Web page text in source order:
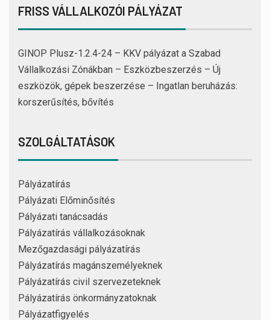
FRISS VÁLLALKOZÓI PÁLYÁZAT
GINOP Plusz-1.2.4-24 – KKV pályázat a Szabad
Vállalkozási Zónákban – Eszközbeszerzés – Új
eszközök, gépek beszerzése – Ingatlan beruházás:
korszerűsítés, bővítés
SZOLGÁLTATÁSOK
Pályázatírás
Pályázati Előminősítés
Pályázati tanácsadás
Pályázatírás vállalkozásoknak
Mezőgazdasági pályázatírás
Pályázatírás magánszemélyeknek
Pályázatírás civil szervezeteknek
Pályázatírás önkormányzatoknak
Pályázatfigyelés